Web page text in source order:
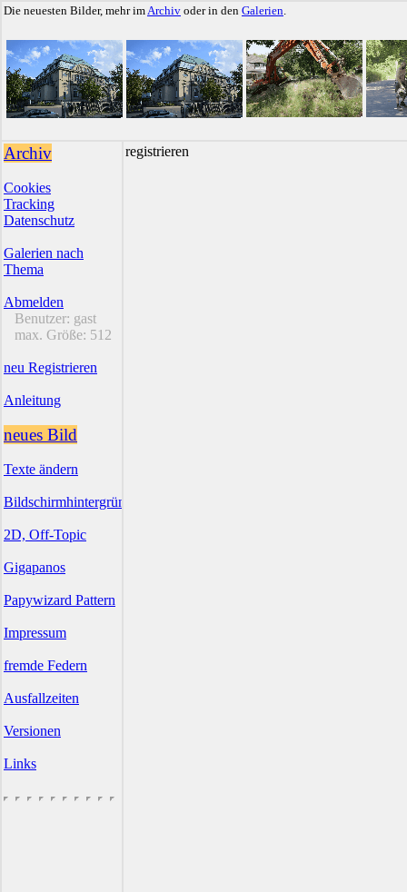
Die neuesten Bilder, mehr imArchiv oder in den Galerien.
Archiv
Cookies
Tracking
Datenschutz
Galerien nach
Thema
Abmelden
Benutzer: gast
max. Größe: 512
neu Registrieren
Anleitung
neues Bild
Texte ändern
Bildschirmhintergründe
2D, Off-Topic
Gigapanos
Papywizard Pattern
Impressum
fremde Federn
Ausfallzeiten
Versionen
Links
registrieren